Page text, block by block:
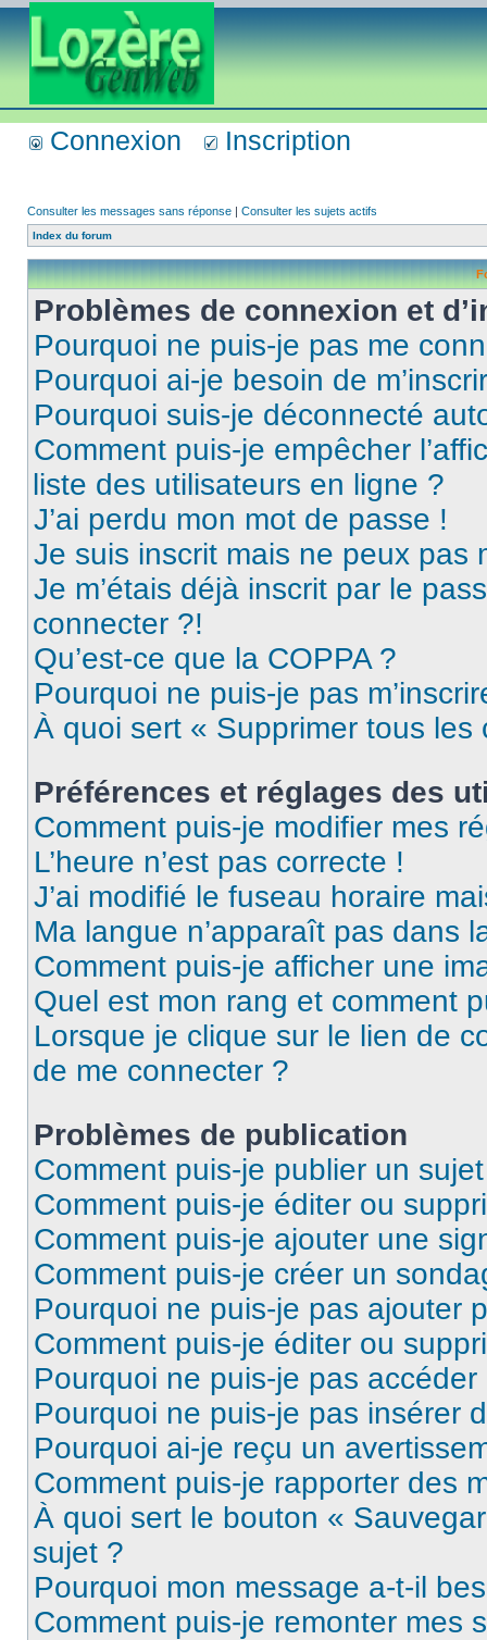
Connexion Inscription
Consulter les messages sans réponse | Consulter les sujets actifs
Index du forum
Problèmes de connexion et
Pourquoi ne puis-je pas me
Pourquoi ai-je besoin de
Pourquoi suis-je déconnecté
Comment puis-je empêcher
liste des utilisateurs en ligne ?
J’ai perdu mon mot de passe !
Je suis inscrit mais ne peux pas
Je m’étais déjà inscrit par le
connecter ?!
Qu’est-ce que la COPPA ?
Pourquoi ne puis-je pas
À quoi sert « Supprimer tous les
Préférences et réglages des
Comment puis-je modifier mes
L’heure n’est pas correcte !
J’ai modifié le fuseau horaire
Ma langue n’apparaît pas dans
Comment puis-je afficher une
Quel est mon rang et comment
Lorsque je clique sur le lien de
de me connecter ?
Problèmes de publication
Comment puis-je publier un
Comment puis-je éditer ou
Comment puis-je ajouter une
Comment puis-je créer un
Pourquoi ne puis-je pas ajouter
Comment puis-je éditer ou
Pourquoi ne puis-je pas
Pourquoi ne puis-je pas insérer
Pourquoi ai-je reçu un
Comment puis-je rapporter des
À quoi sert le bouton «
sujet ?
Pourquoi mon message a-t-il
Comment puis-je remonter mes